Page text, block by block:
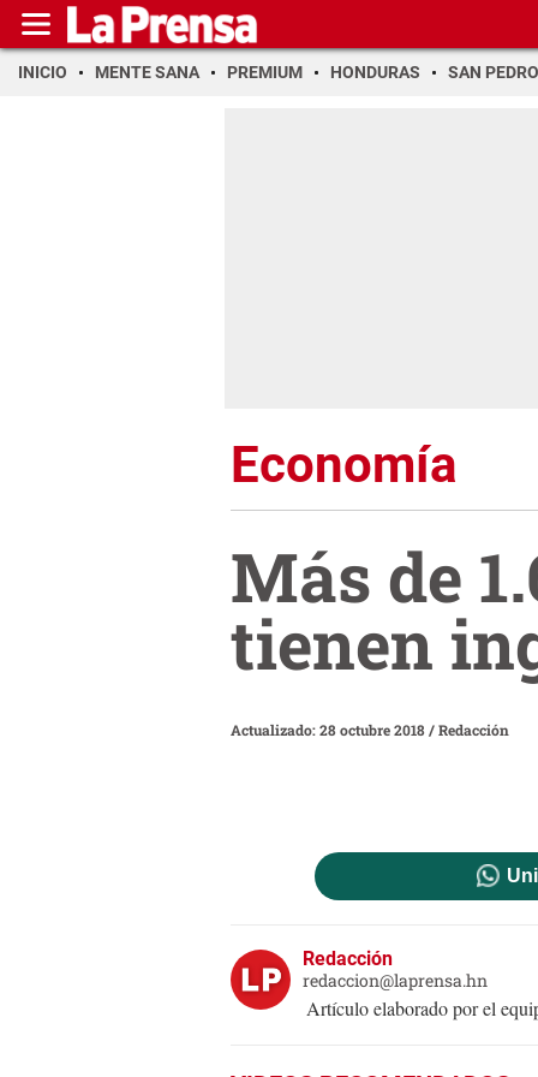
INICIO MENTE SANA PREMIUM HONDURAS SAN PEDRO
Economía
Más de
tienen
Actualizado: 28 octubre 2018/Redacción
Redacción
redaccion@laprensa.hn
Artículo elaborado por el